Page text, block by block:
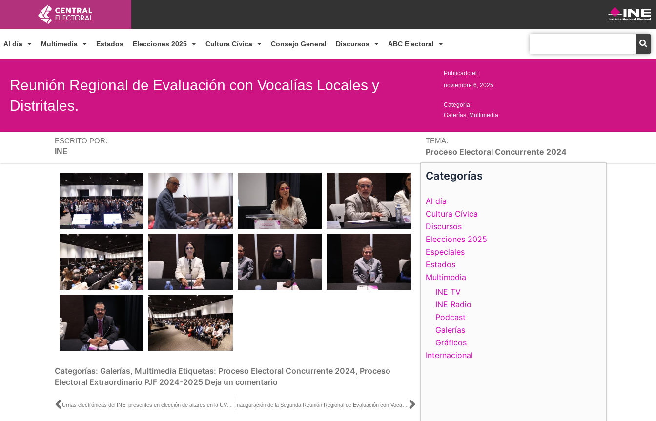
contenido
Al día Multimedia Estados Elecciones 2025 Cultura Cívica Consejo General Discursos ABC Electoral
Reunión Regional de Evaluación con Vocalías Locales y
Distritales.
Publicado el:
noviembre 6, 2025
Categoría:
Galerías Multimedia
ESCRITO POR:
INE
TEMA:
Proceso Electoral Concurrente 2024
Categorías: Galerías, Multimedia Etiquetas: Proceso Electoral Concurrente 2024, Proceso
Electoral Extraordinario PJF 2024-2025 Deja un comentario
Ant Urnas electrónicas del INE, presentes en elección de altares en la UVAQ Pátzcuaro, Michoacán Siguiente
Categorías
Al día
Cultura Cívica
Discursos
Elecciones 2025
Especiales
Estados
Multimedia
INE TV
INE Radio
Podcast
Galerías
Gráficos
Internacional